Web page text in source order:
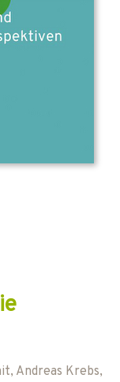
, Andreas Krebs,